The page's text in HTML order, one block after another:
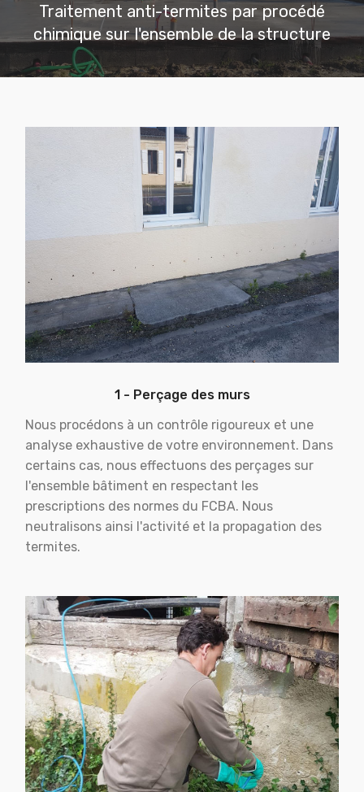
Traitement anti-termites par procédé
chimique sur l'ensemble de la structure
1 - Perçage des murs
Nous procédons à un contrôle rigoureux et une
analyse exhaustive de votre environnement. Dans
certains cas, nous effectuons des perçages sur
l'ensemble bâtiment en respectant les
prescriptions des normes du FCBA. Nous
neutralisons ainsi l'activité et la propagation des
termites.